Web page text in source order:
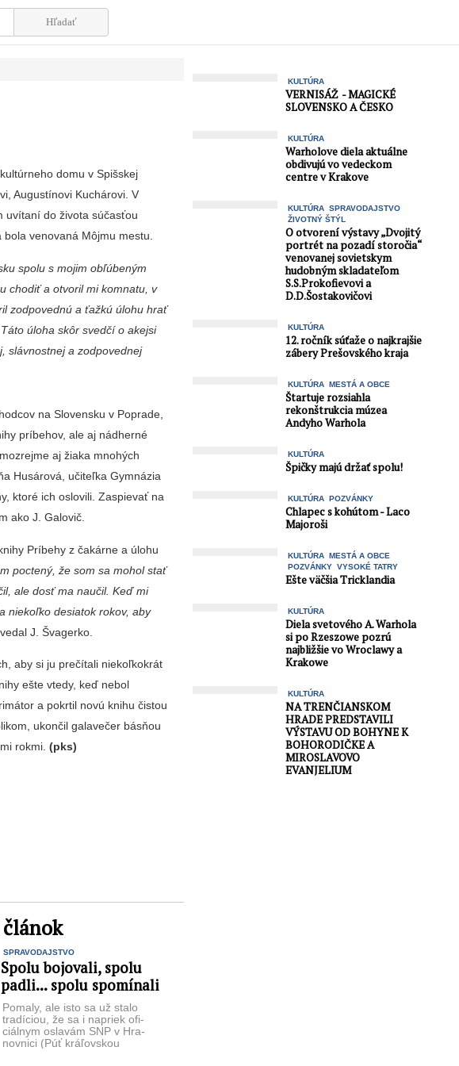
domu v Spišskej
Augustínovi Kuchá­rovi. V
uvítaní do života súčasťou
venovaná Môjmu mestu.
spolu s moj­im obľúbeným
chodiť a otvoril mi komna­tu, v
zodpovednú a ťažkú úlohu hrať
úloha skôr svedčí o akejsi
slávnostnej a zodpo­vednej
na Slovensku v Poprade,
príbehov, ale aj nádherné
aj žiaka mnohých
Husárová, učiteľka Gymnázia
ktoré ich oslovili. Zaspievať na
ako J. Galovič.
Príbehy z čakárne a úlohu
poctený, že som sa mohol stať
ale dosť ma naučil. Keď mi
niekoľko desia­tok rokov, aby
J. Švagerko.
aby si ju prečítali niekoľkokrát
ešte vtedy, keď nebol
a pokrtil novú knihu čistou
ukončil galavečer básňou
rokmi.(pks)
SPRAVODAJSTVO
Spolu bojovali, spolu
padli... spolu spomínali
Pomaly, ale isto sa už stalo
tradíciou, že sa i napriek ofi­
ciálnym oslavám SNP v Hra­
novnici (Púť kráľovskou
KULTÚRA
VERNISÁŽ - MAGICKÉ
SLOVENSKO A ČESKO
KULTÚRA
Warholove diela aktuálne
obdivujú vo vedeckom
centre v Krakove
KULTÚRA SPRAVODAJSTVO
ŽIVOTNÝ ŠTÝL
O otvorení výstavy „Dvojitý
portrét na pozadí storočia“
venovanej sovietskym
hudobným skladateľom
S.S.Prokofievovi a
D.D.Šostakovičovi
KULTÚRA
12. ročník súťaže o najkrajšie
zábery Prešovského kraja
KULTÚRA MESTÁ A OBCE
Štartuje rozsiahla
rekonštrukcia múzea
Andyho Warhola
KULTÚRA
Špičky majú držať spolu!
KULTÚRA POZVÁNKY
Chlapec s kohútom - Laco
Majoroši
KULTÚRA MESTÁ A OBCE
POZVÁNKY VYSOKÉ TATRY
Ešte väčšia Tricklandia
KULTÚRA
Diela svetového A. Warhola
si po Rzeszowe pozrú
najbližšie vo Wroclawy a
Krakowe
KULTÚRA
NA TRENČIANSKOM
HRADE PREDSTAVILI
VÝSTAVU OD BOHYNE K
BOHORODIČKE A
MIROSLAVOVO
EVANJELIUM